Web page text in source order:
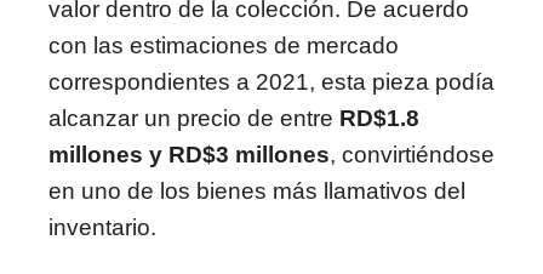
valor dentro de la colección. De acuerdo
con las estimaciones de mercado
correspondientes a 2021, esta pieza podía
alcanzar un precio de entre RD$1.8
millones y RD$3 millones, convirtiéndose
en uno de los bienes más llamativos del
inventario.